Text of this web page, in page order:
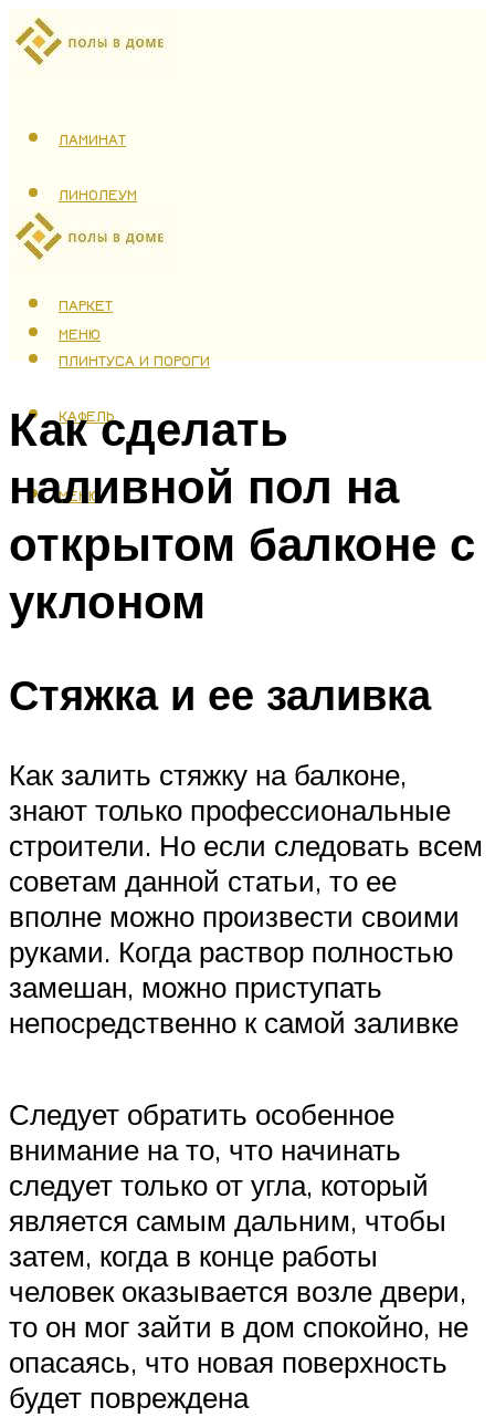
ЛАМИНАТ
ЛИНОЛЕУМ
ТЕПЛЫЙ ПОЛ
ПАРКЕТ
ПЛИНТУСА И ПОРОГИ
КАФЕЛЬ
МЕНЮ
МЕНЮ
Как сделать
наливной пол на
открытом балконе с
уклоном
Стяжка и ее заливка
Как залить стяжку на балконе,
знают только профессиональные
строители. Но если следовать всем
советам данной статьи, то ее
вполне можно произвести своими
руками. Когда раствор полностью
замешан, можно приступать
непосредственно к самой заливке
Следует обратить особенное
внимание на то, что начинать
следует только от угла, который
является самым дальним, чтобы
затем, когда в конце работы
человек оказывается возле двери,
то он мог зайти в дом спокойно, не
опасаясь, что новая поверхность
будет повреждена